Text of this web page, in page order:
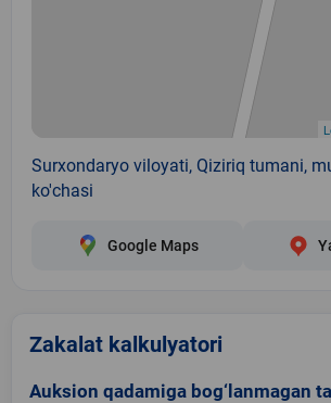
Surxondaryo viloyati, Qiziriq tumani,
ko'chasi
Google Maps
Zakalat kalkulyatori
Auksion qadamiga bog‘lanmagan